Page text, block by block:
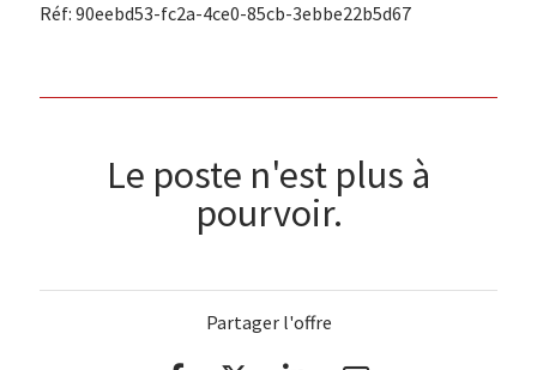
Réf: 90eebd53-fc2a-4ce0-85cb-3ebbe22b5d67
Le poste n'est plus à
pourvoir.
Partager l'offre